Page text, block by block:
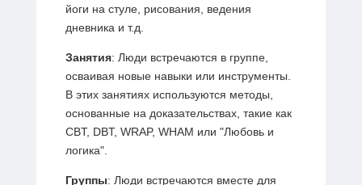
йоги на стуле, рисования, ведения
дневника и т.д.
Занятия: Люди встречаются в группе,
осваивая новые навыки или инструменты.
В этих занятиях используются методы,
основанные на доказательствах, такие как
CBT, DBT, WRAP, WHAM или "Любовь и
логика".
Группы: Люди встречаются вместе для